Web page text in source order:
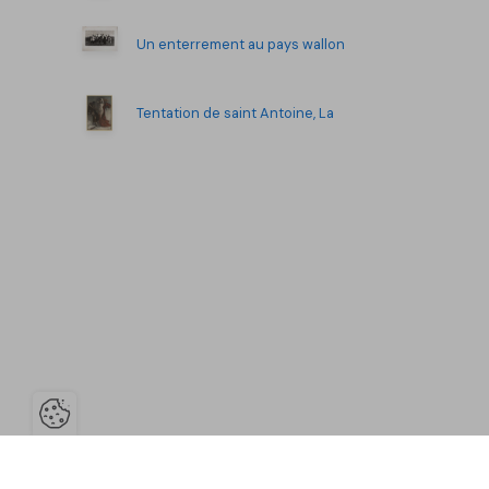
Un enterrement au pays wallon
Tentation de saint Antoine, La
Ouvrir la barre de gestion des